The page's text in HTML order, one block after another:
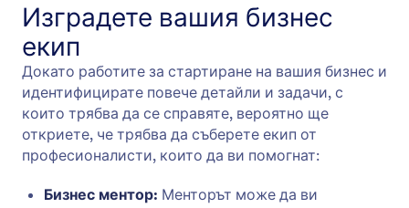
Изградете вашия бизнес
екип
Докато работите за стартиране на вашия бизнес и
идентифицирате повече детайли и задачи, с
които трябва да се справяте, вероятно ще
откриете, че трябва да съберете екип от
професионалисти, които да ви помогнат:
Бизнес ментор: Менторът може да ви